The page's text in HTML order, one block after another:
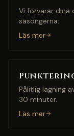
Vi förvarar dina
säsongerna.
Läs mer
Pålitlig lagning
30 minuter.
Läs mer